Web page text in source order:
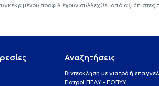
προφίλ έχουν συλλεχθεί από
Αναζητήσεις
Βιντεοκλήση με γιατρό ή
Γιατροί ΠΕΔΥ - ΕΟΠΥΥ